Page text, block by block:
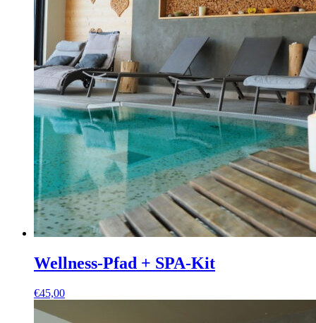
Wellness-Pfad + SPA-Kit
€45,00